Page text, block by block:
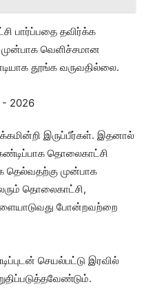
பார்ப்பதை தவிர்க்க
வெளிச்சமான
தூங்க வருவதில்லை.
இருப்பீர்கள். இதனால்
தொலைகாட்சி
தெல்வதற்கு முன்பாக
தொலைகாட்சி,
போன்றவற்றை
செயல்பட்டு இரவில்